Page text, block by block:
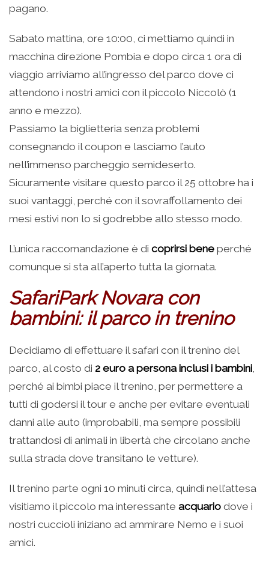
pagano.
Sabato mattina, ore 10:00, ci mettiamo quindi in
macchina direzione Pombia e dopo circa 1 ora di
viaggio arriviamo all’ingresso del parco dove ci
attendono i nostri amici con il piccolo Niccolò (1
anno e mezzo).
Passiamo la biglietteria senza problemi
consegnando il coupon e lasciamo l’auto
nell’immenso parcheggio semideserto.
Sicuramente visitare questo parco il 25 ottobre ha i
suoi vantaggi, perché con il sovraffollamento dei
mesi estivi non lo si godrebbe allo stesso modo.
L’unica raccomandazione è di coprirsi bene perché
comunque si sta all’aperto tutta la giornata.
SafariPark Novara con
bambini: il parco in trenino
Decidiamo di effettuare il safari con il trenino del
parco, al costo di 2 euro a persona inclusi i bambini
perché ai bimbi piace il trenino, per permettere a
tutti di godersi il tour e anche per evitare eventuali
danni alle auto (improbabili, ma sempre possibili
trattandosi di animali in libertà che circolano anche
sulla strada dove transitano le vetture).
Il trenino parte ogni 10 minuti circa, quindi nell’attesa
visitiamo il piccolo ma interessante acquario dove i
nostri cuccioli iniziano ad ammirare Nemo e i suoi
amici.